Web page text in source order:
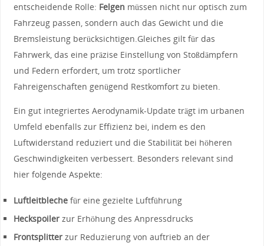
entscheidende Rolle: Felgen müssen nicht nur⁣ optisch ‌zum
Fahrzeug passen, sondern auch das Gewicht und ⁣die
Bremsleistung⁢ berücksichtigen.Gleiches gilt ​für⁤ das
Fahrwerk, das‌ eine präzise Einstellung​ von Stoßdämpfern
und Federn erfordert, um⁢ trotz sportlicher
Fahreigenschaften genügend Restkomfort ‌zu bieten.
Ein gut ‍integriertes Aerodynamik-Update trägt im urbanen
Umfeld ebenfalls zur ⁤Effizienz ‍bei, ⁤indem es ​den
Luftwiderstand reduziert​ und die Stabilität ⁢bei ⁣höheren
Geschwindigkeiten ‌verbessert. Besonders relevant sind
hier folgende Aspekte:
Luftleitbleche⁢für eine gezielte Luftführung
Heckspoilerzur⁣ Erhöhung ⁣des ​Anpressdrucks
Frontsplitterzur Reduzierung von auftrieb an der